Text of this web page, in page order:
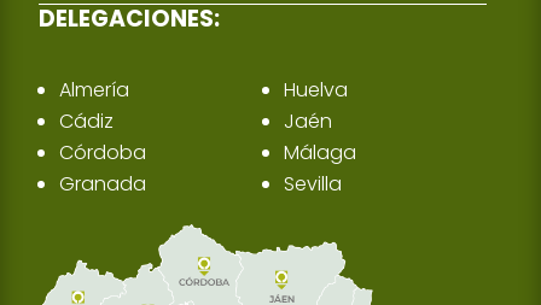
DELEGACIONES:
Almería
Cádiz
Córdoba
Granada
Huelva
Jaén
Málaga
Sevilla